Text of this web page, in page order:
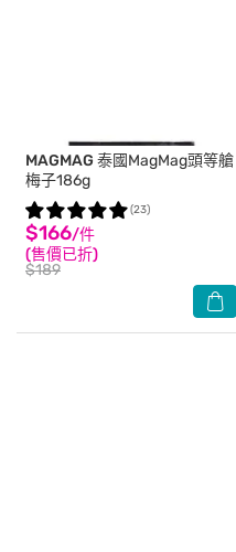
MAGMAG 泰國MagMag頭等艙
梅子186g
$166/件
(售價已折)
$189
(23)